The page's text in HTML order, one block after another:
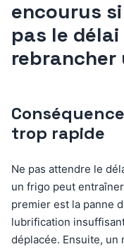
encourus
pas le
rebrancher
trop rapide
Ne pas attendre le
un frigo peut
premier est la panne
lubrification
déplacée. Ensuite, un